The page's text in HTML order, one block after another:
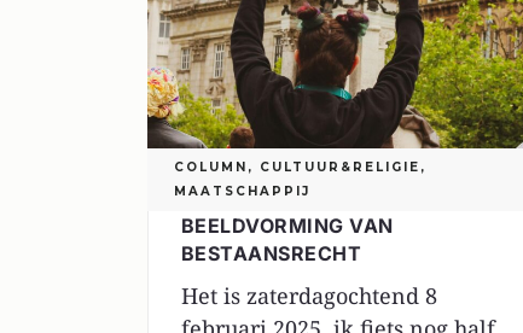
COLUMN , CULTUUR&RELIGIE ,
MAATSCHAPPIJ
BEELDVORMING VAN
BESTAANSRECHT
Het is zaterdagochtend 8